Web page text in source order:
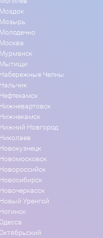
Моздок
Мозырь
Молодечно
Москва
Мурманск
Мытищи
Набережные Челны
Нальчик
Нефтекамск
Нижневартовск
Нижнекамск
Нижний Новгород
Николаев
Новокузнецк
Новомосковск
Новороссийск
Новосибирск
Новочеркасск
Новый Уренгой
Ногинск
Одесса
Октябрьский